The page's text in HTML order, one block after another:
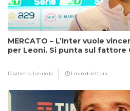
MERCATO – L’Inter vuole
per Leoni. Si punta sul fattore
Digitrend,1 anno fa 1 min di lettura